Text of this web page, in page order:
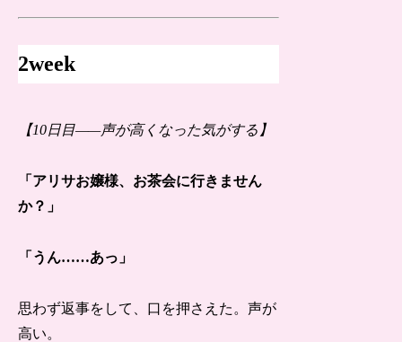
2week
【10日目——声が高くなった気がする】
「アリサお嬢様、お茶会に行きません
か？」
「うん……あっ」
思わず返事をして、口を押さえた。声が
高い。